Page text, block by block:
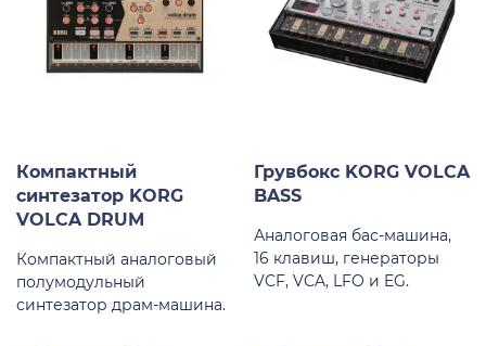
Компактный
синтезатор KORG
VOLCA DRUM
Компактный аналоговый
полумодульный
синтезатор драм-машина.
Грувбокс KORG VOLCA
BASS
Аналоговая бас-машина,
16 клавиш, генераторы
VCF, VCA, LFO и EG.